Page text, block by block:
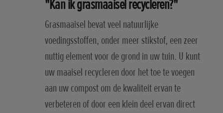
"Kan ik grasmaaisel recycleren?"
Grasmaaisel bevat veel natuurlijke
voedingsstoffen, onder meer stikstof, een zeer
nuttig element voor de grond in uw tuin. U kunt
uw maaisel recycleren door het toe te voegen
aan uw compost om de kwaliteit ervan te
verbeteren of door een klein deel ervan direct